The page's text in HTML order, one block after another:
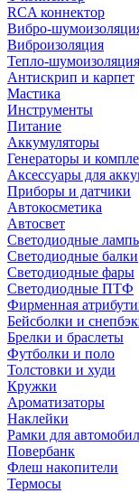
RCA коннектор
Вибро-
Виброизоляция
Тепло-шумоизоляция
Антискрип и карпет
Мастика
Инструменты
Питание
Аккумуляторы
Генераторы и
Аксессуары для
Приборы и датчики
Автокосметика
Автосвет
Светодиодные
Светодиодные балки
Светодиодные фары
Светодиодные ПТФ
Фирменная
Бейсболки и
Брелки и браслеты
Футболки и поло
Толстовки и худи
Кружки
Ароматизаторы
Наклейки
Рамки для
Повербанк
Флеш накопители
Термосы